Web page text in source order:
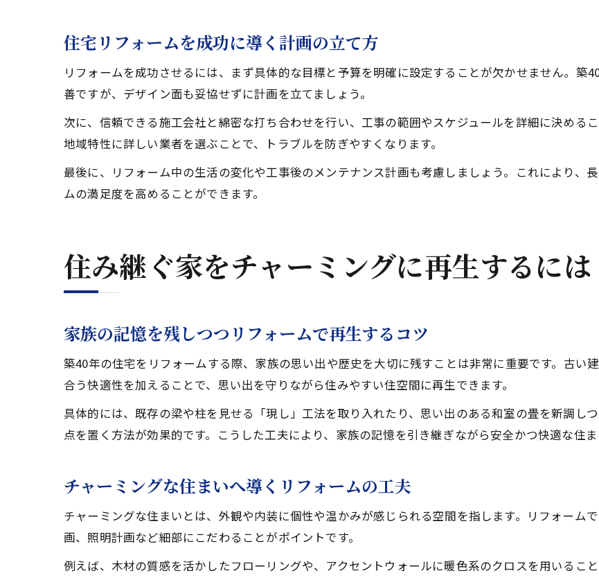
住宅リフォームを成功に導く計画の立て方
リフォームを成功させるには、まず具体的な目標と予算を明確に設定することが欠かせません。築
善ですが、デザイン面も妥協せずに計画を立てましょう。
次に、信頼できる施工会社と綿密な打ち合わせを行い、工事の範囲やスケジュールを詳細に決める
地域特性に詳しい業者を選ぶことで、トラブルを防ぎやすくなります。
最後に、リフォーム中の生活の変化や工事後のメンテナンス計画も考慮しましょう。これにより、
ムの満足度を高めることができます。
住み継ぐ家をチャーミングに再生するには
家族の記憶を残しつつリフォームで再生するコツ
築40年の住宅をリフォームする際、家族の思い出や歴史を大切に残すことは非常に重要です。古い
合う快適性を加えることで、思い出を守りながら住みやすい住空間に再生できます。
具体的には、既存の梁や柱を見せる「現し」工法を取り入れたり、思い出のある和室の畳を新調し
点を置く方法が効果的です。こうした工夫により、家族の記憶を引き継ぎながら安全かつ快適な住ま
チャーミングな住まいへ導くリフォームの工夫
チャーミングな住まいとは、外観や内装に個性や温かみが感じられる空間を指します。リフォーム
画、照明計画など細部にこだわることがポイントです。
例えば、木材の質感を活かしたフローリングや、アクセントウォールに暖色系のクロスを用いるこ